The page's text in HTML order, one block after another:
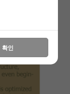
확인